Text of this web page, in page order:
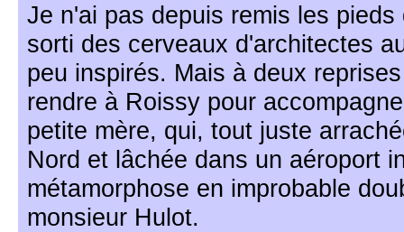
Je n'ai pas depuis remis les
sorti des cerveaux d'architectes
peu inspirés. Mais à deux
rendre à Roissy pour
petite mère, qui, tout juste
Nord et lâchée dans un aéroport
métamorphose en improbable
monsieur Hulot.